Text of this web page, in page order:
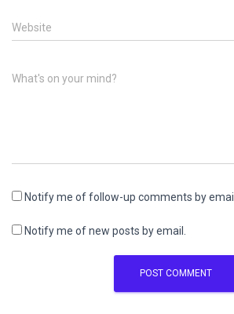
Website
What's on your mind?
Notify me of follow-up comments by email.
Notify me of new posts by email.